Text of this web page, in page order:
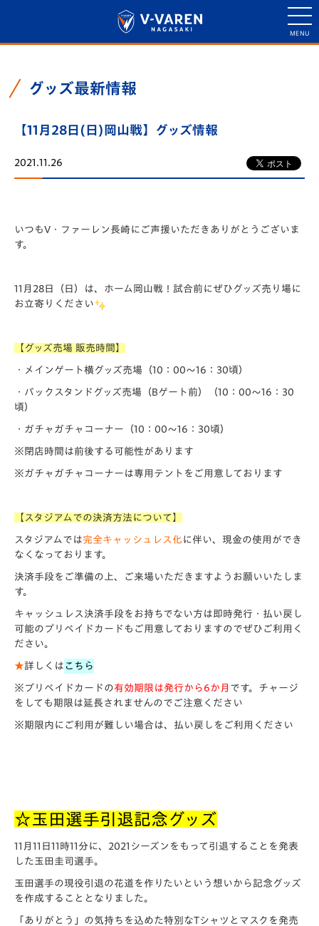
グッズ最新情報
【11月28日(日)岡山戦】グッズ情報
2021.11.26
いつもV・ファーレン長崎にご声援いただきありがとうございま
す。
11月28日（日）は、ホーム岡山戦！試合前にぜひグッズ売り場に
お立寄りください
【グッズ売場 販売時間】
・メインゲート横グッズ売場（10：00～16：30頃）
・バックスタンドグッズ売場（Bゲート前）（10：00～16：30
頃）
・ガチャガチャコーナー（10：00～16：30頃）
※閉店時間は前後する可能性があります
※ガチャガチャコーナーは専用テントをご用意しております
【スタジアムでの決済方法について】
スタジアムでは完全キャッシュレス化 に伴い、現金の使用ができ
なくなっております。
決済手段をご準備の上、ご来場いただきますようお願いいたしま
す。
キャッシュレス決済手段をお持ちでない方は即時発行・払い戻し
可能のプリペイドカードもご用意しておりますのでぜひご利用く
ださい。
★詳しくは こちら
※プリペイドカードの有効期限は発行から6か月 です。チャージ
をしても期限は延長されませんのでご注意ください
※期限内にご利用が難しい場合は、払い戻しをご利用ください
☆玉田選手引退記念グッズ
11月11日11時11分に、2021シーズンをもって引退することを発表
した玉田圭司選手。
玉田選手の現役引退の花道を作りたいという想いから記念グッズ
を作成することとなりました。
「ありがとう」の気持ちを込めた特別なTシャツとマスクを発売